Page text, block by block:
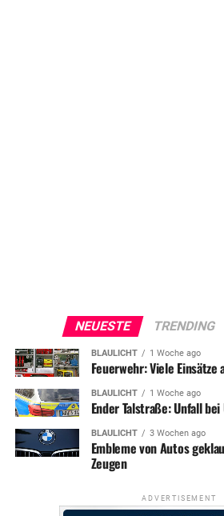
NEUESTE TRENDING
BLAULICHT 1 Woche ago
Feuerwehr: Viele Einsätze
BLAULICHT 1 Woche ago
Ender Talstraße: Unfall
BLAULICHT 3 Wochen ago
Embleme von Autos
Zeugen
ADVERTISEMENT